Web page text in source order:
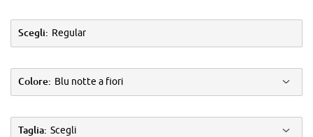
Scegli: Regular
Colore: Blu notte a fiori
Taglia: Scegli